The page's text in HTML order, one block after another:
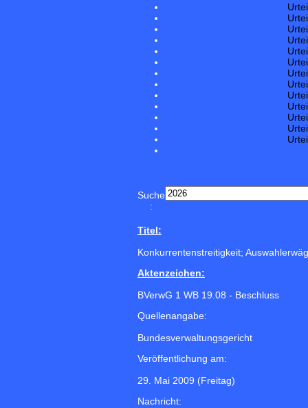
Suche
:
Titel:
Konkurrentenstreitigkeit;
Aktenzeichen:
BVerwG 1 WB 19.08 - Beschluss
Quellenangabe:
Bundesverwaltungsgericht
Veröffentlichung am:
29. Mai 2009 (Freitag)
Nachricht: